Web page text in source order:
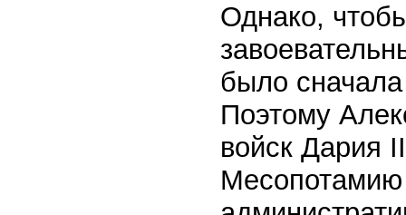
Однако,
было
Поэтому
войск Дария
Месопотамию